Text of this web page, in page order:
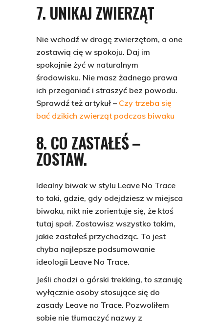
7. UNIKAJ ZWIERZĄT
Nie wchodź w drogę zwierzętom, a one
zostawią cię w spokoju. Daj im
spokojnie żyć w naturalnym
środowisku. Nie masz żadnego prawa
ich przeganiać i straszyć bez powodu.
Sprawdź też artykuł – Czy trzeba się
bać dzikich zwierząt podczas biwaku
8. CO ZASTAŁEŚ –
ZOSTAW.
Idealny biwak w stylu Leave No Trace
to taki, gdzie, gdy odejdziesz w miejsca
biwaku, nikt nie zorientuje się, że ktoś
tutaj spał. Zostawisz wszystko takim,
jakie zastałeś przychodząc. To jest
chyba najlepsze podsumowanie
ideologii Leave No Trace.
Jeśli chodzi o górski trekking, to szanuję
wyłącznie osoby stosujące się do
zasady Leave no Trace. Pozwoliłem
sobie nie tłumaczyć nazwy z